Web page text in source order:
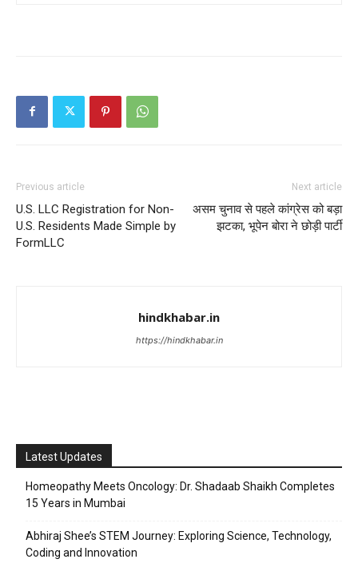
Previous article
U.S. LLC Registration for Non-
U.S. Residents Made Simple by
FormLLC
Next article
असम चुनाव से पहले कांग्रेस को बड़ा
झटका, भूपेन बोरा ने छोड़ी पार्टी
hindkhabar.in
https://hindkhabar.in
Latest Updates
Homeopathy Meets Oncology: Dr. Shadaab Shaikh Completes
15 Years in Mumbai
Abhiraj Shee’s STEM Journey: Exploring Science, Technology,
Coding and Innovation